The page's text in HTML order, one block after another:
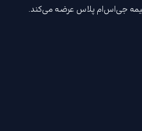
جی‌اس‌ام‌ پلاس عرضه می‌کند.